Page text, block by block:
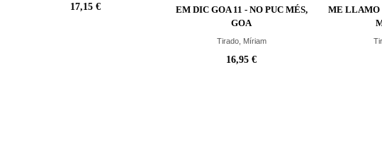
17,15 €
EM DIC GOA 11 - NO PUC MÉS,
GOA
Tirado, Míriam
16,95 €
ME LLAMO